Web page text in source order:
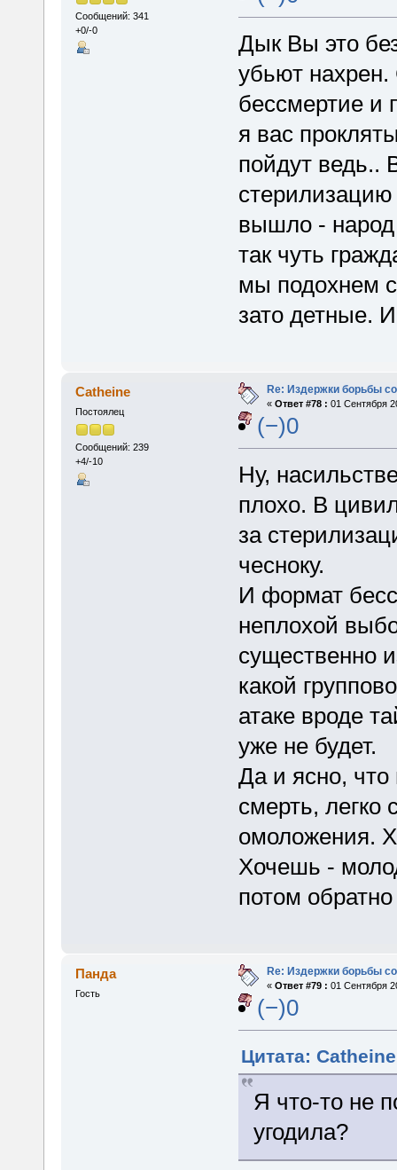
Сообщений: 341
+0/-0
Дык Вы это
убьют
бессмертие и
я вас
пойдут ведь..
стерилизацию
вышло - народ
так чуть
мы подохнем с
зато детные.
Catheine
Постоялец
Сообщений: 239
+4/-10
Re: Издержки борьбы
« Ответ #78 : 01 Сентября
(−)0
Ну,
плохо. В
за
чесноку.
И формат
неплохой
существенно
какой
атаке вроде
уже не будет.
Да и ясно, что
смерть, легко
омоложения.
Хочешь -
потом
Панда
Гость
Re: Издержки борьбы
« Ответ #79 : 01 Сентября
(−)0
Цитата:
Я что-то не
угодила?